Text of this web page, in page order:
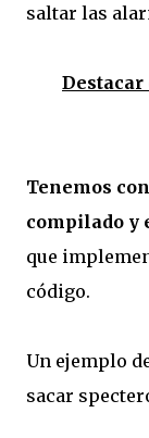
saltar las
Destacar
Tenemos
compilado y
que
código.
Un ejemplo
sacar